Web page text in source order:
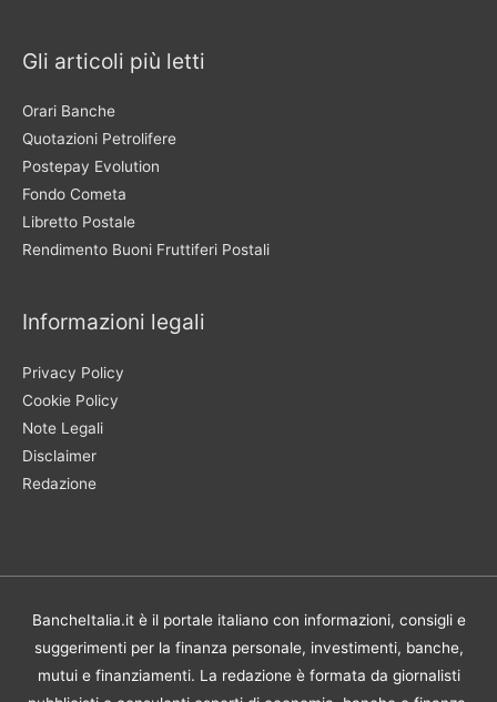
Gli articoli più letti
Orari Banche
Quotazioni Petrolifere
Postepay Evolution
Fondo Cometa
Libretto Postale
Rendimento Buoni Fruttiferi Postali
Informazioni legali
Privacy Policy
Cookie Policy
Note Legali
Disclaimer
Redazione
BancheItalia.it è il portale italiano con informazioni, consigli e
suggerimenti per la finanza personale, investimenti, banche,
mutui e finanziamenti. La redazione è formata da giornalisti